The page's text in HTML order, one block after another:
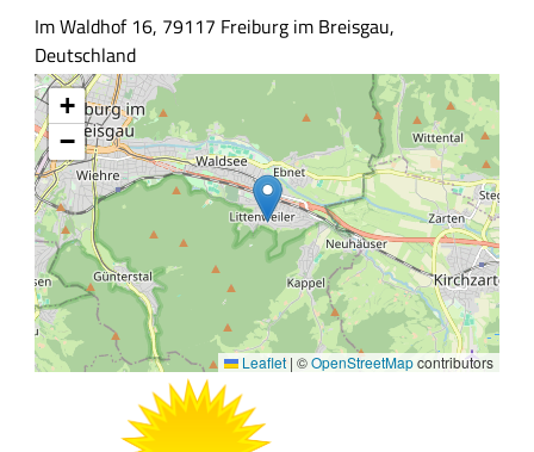
Adresse
Im Waldhof 16, 79117 Freiburg im Breisgau,
Deutschland
Koordinaten
+
−
Leaflet | ©OpenStreetMapcontributors